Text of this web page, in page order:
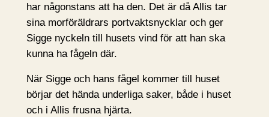
har någonstans att ha den. Det är då Allis tar
sina morföräldrars portvaktsnycklar och ger
Sigge nyckeln till husets vind för att han ska
kunna ha fågeln där.
När Sigge och hans fågel kommer till huset
börjar det hända underliga saker, både i huset
och i Allis frusna hjärta.